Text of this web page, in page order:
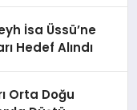
İsa Üssü’ne
Hedef Alındı
Orta Doğu